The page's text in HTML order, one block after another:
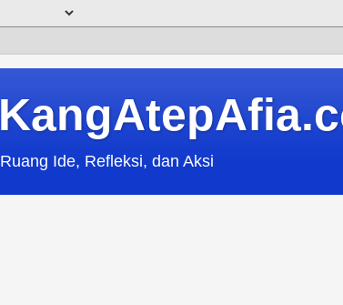
Ruang Ide, Refleksi, dan Aksi